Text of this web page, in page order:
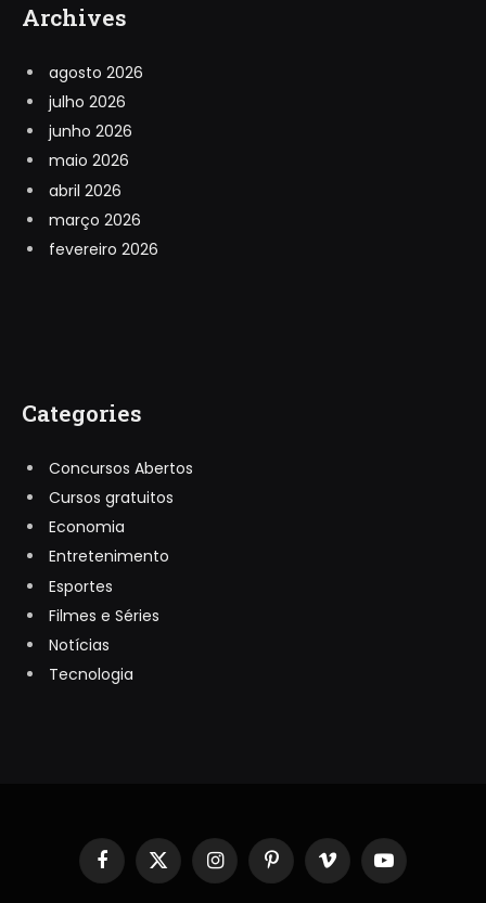
Archives
agosto 2026
julho 2026
junho 2026
maio 2026
abril 2026
março 2026
fevereiro 2026
Categories
Concursos Abertos
Cursos gratuitos
Economia
Entretenimento
Esportes
Filmes e Séries
Notícias
Tecnologia
Facebook
X
(Twitter)
InstagramPinterestVimeo YouTube